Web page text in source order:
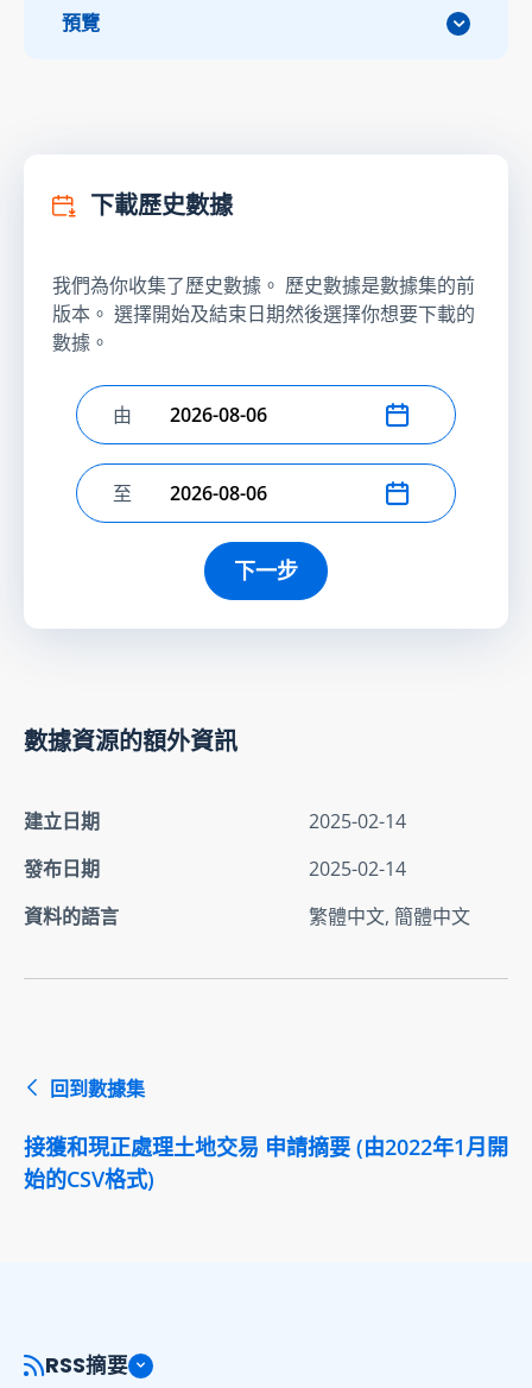
預覽
下載歷史數據
我們為你收集了歷史數據。 歷史數據是數據集的前
版本。 選擇開始及結束日期然後選擇你想要下載的
數據。
選擇開始日期
由
選擇結束日期
至
下一步
數據資源的額外資訊
建立日期
2025-02-14
發布日期
2025-02-14
資料的語言
繁體中文, 簡體中文
回到數據集
接獲和現正處理土地交易 申請摘要 (由2022年1月開
始的CSV格式)
RSS摘要